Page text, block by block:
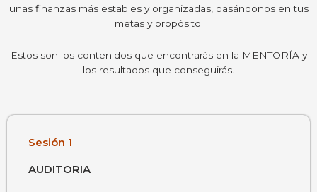
unas finanzas más estables y organizadas, basándonos en tus
metas y propósito.
Estos son los contenidos que encontrarás en la MENTORÍA y
los resultados que conseguirás.
Sesión 1
AUDITORIA